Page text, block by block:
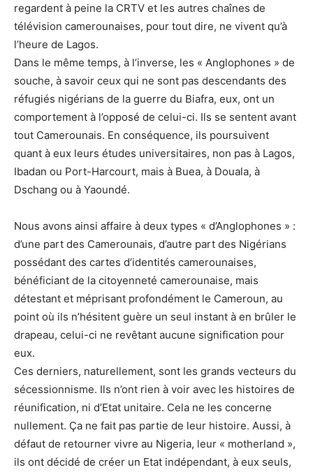
regardent à peine la CRTV et les autres chaînes de
télévision camerounaises, pour tout dire, ne vivent qu’à
l’heure de Lagos.
Dans le même temps, à l’inverse, les « Anglophones » de
souche, à savoir ceux qui ne sont pas descendants des
réfugiés nigérians de la guerre du Biafra, eux, ont un
comportement à l’opposé de celui-ci. Ils se sentent avant
tout Camerounais. En conséquence, ils poursuivent
quant à eux leurs études universitaires, non pas à Lagos,
Ibadan ou Port-Harcourt, mais à Buea, à Douala, à
Dschang ou à Yaoundé.
Nous avons ainsi affaire à deux types « d’Anglophones » :
d’une part des Camerounais, d’autre part des Nigérians
possédant des cartes d’identités camerounaises,
bénéficiant de la citoyenneté camerounaise, mais
détestant et méprisant profondément le Cameroun, au
point où ils n’hésitent guère un seul instant à en brûler le
drapeau, celui-ci ne revêtant aucune signification pour
eux.
Ces derniers, naturellement, sont les grands vecteurs du
sécessionnisme. Ils n’ont rien à voir avec les histoires de
réunification, ni d’Etat unitaire. Cela ne les concerne
nullement. Ça ne fait pas partie de leur histoire. Aussi, à
défaut de retourner vivre au Nigeria, leur « motherland »,
ils ont décidé de créer un Etat indépendant, à eux seuls,